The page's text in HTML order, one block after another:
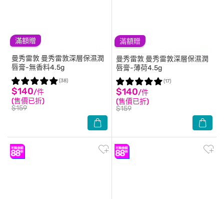
滿額贈
曼秀雷敦 曼秀雷敦深層保濕潤
唇膏-無香料4.5g
$140/件
(售價已折)
$159
(38)
滿額贈
曼秀雷敦 曼秀雷敦深層保濕潤
唇膏-薄荷4.5g
$140/件
(售價已折)
$159
(17)